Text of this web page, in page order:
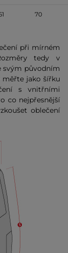
70
při mírném
tedy v
svým původním
měřte jako šířku
s vnitřními
co nejpřesnější
oblečení